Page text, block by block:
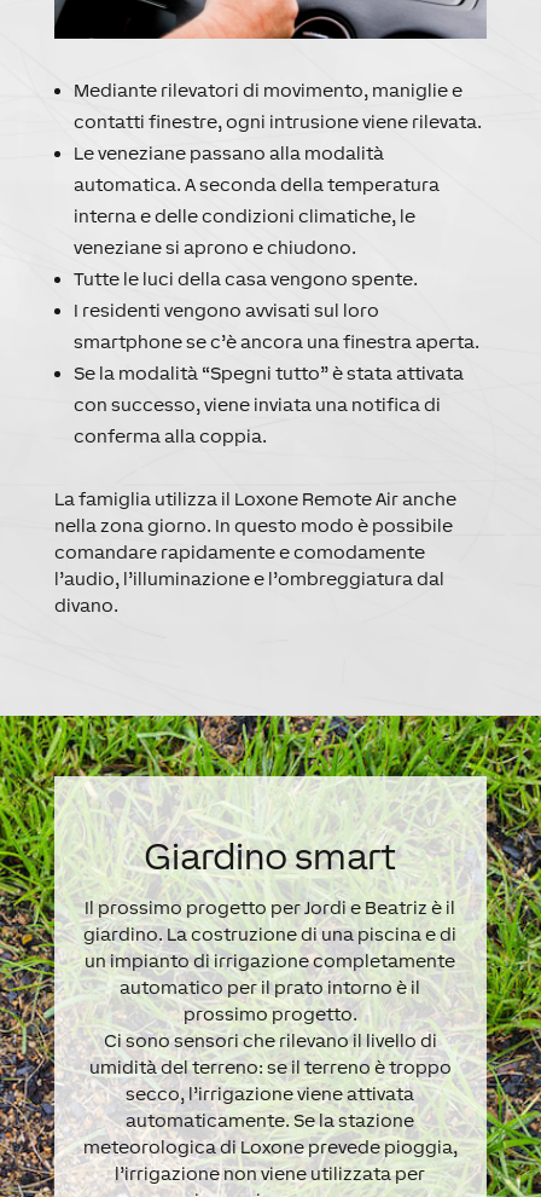
Mediante rilevatori di movimento, maniglie e
contatti finestre, ogni intrusione viene rilevata.
Le veneziane passano alla modalità
automatica. A seconda della temperatura
interna e delle condizioni climatiche, le
veneziane si aprono e chiudono.
Tutte le luci della casa vengono spente.
I residenti vengono avvisati sul loro
smartphone se c’è ancora una finestra aperta.
Se la modalità “Spegni tutto” è stata attivata
con successo, viene inviata una notifica di
conferma alla coppia.
La famiglia utilizza il Loxone Remote Air anche
nella zona giorno. In questo modo è possibile
comandare rapidamente e comodamente
l’audio, l’illuminazione e l’ombreggiatura dal
divano.
Giardino smart
Il prossimo progetto per Jordi e Beatriz è il
giardino. La costruzione di una piscina e di
un impianto di irrigazione completamente
automatico per il prato intorno è il
prossimo progetto.
Ci sono sensori che rilevano il livello di
umidità del terreno: se il terreno è troppo
secco, l’irrigazione viene attivata
automaticamente. Se la stazione
meteorologica di Loxone prevede pioggia,
l’irrigazione non viene utilizzata per